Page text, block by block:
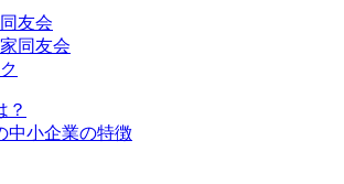
？
中小企業の特徴